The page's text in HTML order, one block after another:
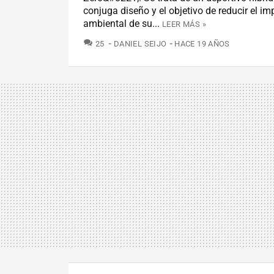
conjuga diseño y el objetivo de reducir el
ambiental de su... LEER MÁS »
25 COMENTARIOS
DANIEL SEIJO HACE 19 AÑOS